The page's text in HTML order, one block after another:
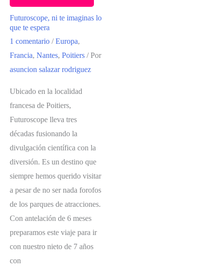
A
LEGOLAND,
ALEMANIA
Futuroscope, ni te imaginas lo
que te espera
1 comentario /Europa,
Francia, Nantes, Poitiers / Por
asuncion salazar rodriguez
Ubicado en la localidad
francesa de Poitiers,
Futuroscope lleva tres
décadas fusionando la
divulgación científica con la
diversión. Es un destino que
siempre hemos querido visitar
a pesar de no ser nada forofos
de los parques de atracciones.
Con antelación de 6 meses
preparamos este viaje para ir
con nuestro nieto de 7 años
con